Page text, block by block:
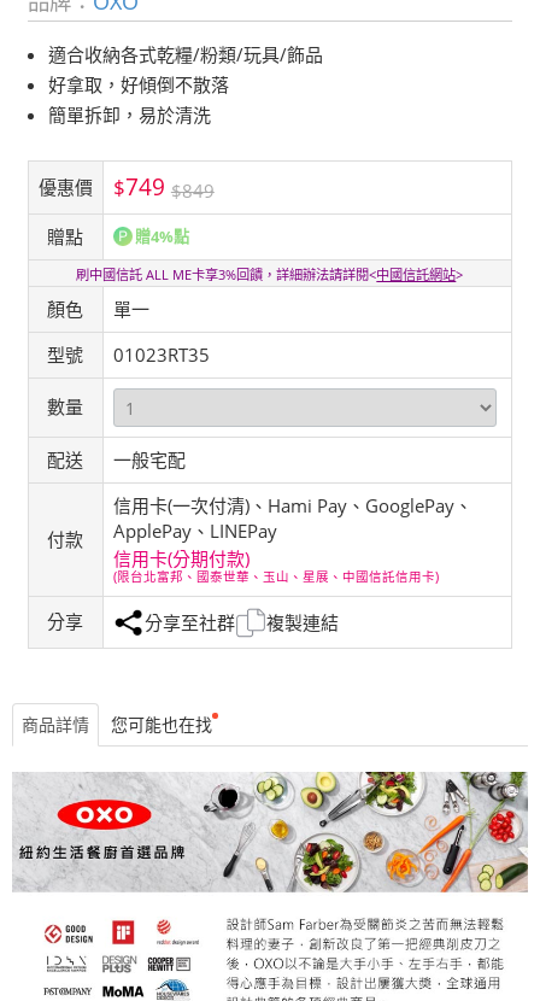
適合收納各式乾糧/粉類/玩具/飾品
好拿取，好傾倒不散落
簡單拆卸，易於清洗
優惠價 $749 $849
贈點
贈4%點
刷中國信託 ALL ME卡享3%回饋，詳細辦法請詳閱<中國信託網站>
顏色
單一
型號
01023RT35
數量
配送 一般宅配
付款
信用卡(一次付清)、Hami Pay、GooglePay、
ApplePay、LINEPay
信用卡(分期付款)
(限台北富邦、國泰世華、玉山、星展、中國信託信用卡)
分享 分享至社群 複製連結
商品詳情 您可能也在找